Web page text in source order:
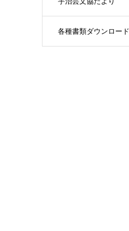
各種書類ダウンロード